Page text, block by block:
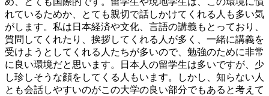
れているためか、とても親切で話しかけてくれる人も多い気
がします。私は日本経済や文化、言語の講義もとっており、
質問してくれたり、挨拶してくれる人が多く、一緒に講義を
受けようとしてくれる人たちが多いので、勉強のために非常
に良い環境だと思います。日本人の留学生は多いですが、少
し珍しそうな顔をしてくる人もいます。しかし、知らない人
とも会話しやすいのがこの大学の良い部分でもあると考えて